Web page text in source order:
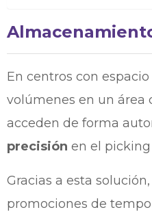
En centros con
volúmenes en un área
acceden de forma
precisión en el
Gracias a esta
promociones de